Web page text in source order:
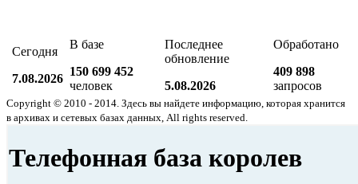
Сегодня
7.08.2026
В базе
150 699 452
человек
Последнее
обновление
5.08.2026
Обработано
409 898
запросов
Copyright © 2010 - 2014. Здесь вы найдете информацию, которая хранится
в архивах и сетевых базах данных, All rights reserved.
Телефонная база королев